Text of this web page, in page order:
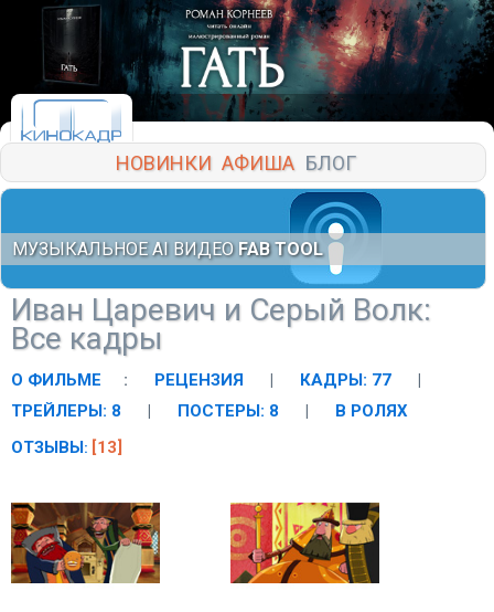
НОВИНКИ АФИША БЛОГ
МУЗЫКАЛЬНОЕ AI ВИДЕО FAB TOOL
Иван Царевич и Серый Волк:
Все кадры
О ФИЛЬМЕ : РЕЦЕНЗИЯ | КАДРЫ: 77
|
ТРЕЙЛЕРЫ: 8
| ПОСТЕРЫ: 8 |
В РОЛЯХ
ОТЗЫВЫ: [13]